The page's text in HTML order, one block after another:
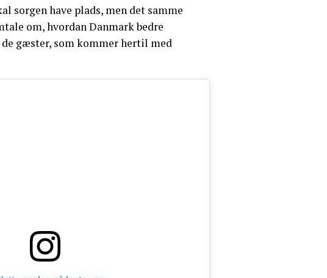
sorgen have plads, men det samme
om, hvordan Danmark bedre
gæster, som kommer hertil med